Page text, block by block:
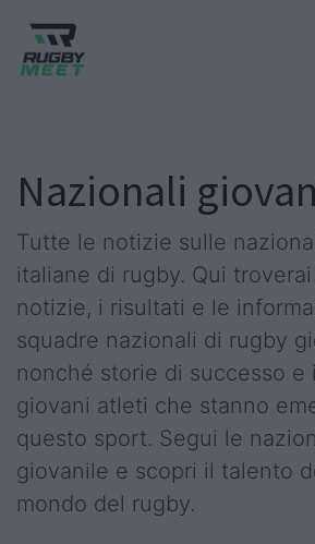
Nazionali
Tutte le notizie sulle
italiane di rugby. Qui
notizie, i risultati e le
squadre nazionali di rugby
nonché storie di successo e
giovani atleti che stanno
questo sport. Segui le
giovanile e scopri il talento
mondo del rugby.